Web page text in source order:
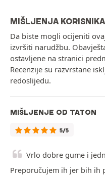
MIŠLJENJA KORISNIKA
Da biste mogli ocijeniti
izvršiti narudžbu.
ostavljene na stranici
Recenzije su razvrstane
redoslijedu.
MIŠLJENJE OD TATON
5/5
Vrlo dobre gume i
Preporučujem ih jer bih ih